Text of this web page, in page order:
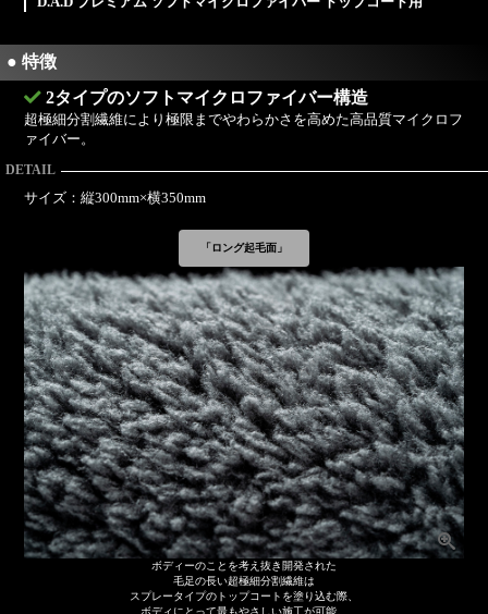
● 特徴
2タイプのソフトマイクロファイバー構造
超極細分割繊維により極限までやわらかさを高めた高品質マイクロフ
ァイバー。
DETAIL
サイズ：縦300mm×横350mm
「ロング起毛面」
ボディーのことを考え抜き開発された
毛足の長い超極細分割繊維は
スプレータイプのトップコートを塗り込む際、